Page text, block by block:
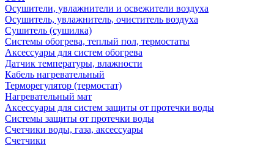
Осушители, увлажнители и освежители воздуха
Осушитель, увлажнитель, очиститель воздуха
Сушитель (сушилка)
Системы обогрева, теплый пол, термостаты
Аксессуары для систем обогрева
Датчик температуры, влажности
Кабель нагревательный
Терморегулятор (термостат)
Нагревательный мат
Аксессуары для систем защиты от протечки воды
Системы защиты от протечки воды
Счетчики воды, газа, аксессуары
Счетчики